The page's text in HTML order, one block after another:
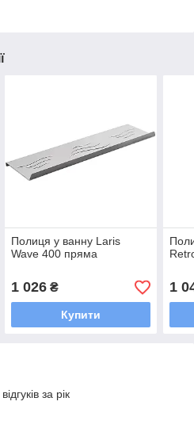
Полиця у ванну Laris
Wave 400 пряма
1 026₴
Купити
1
за рік